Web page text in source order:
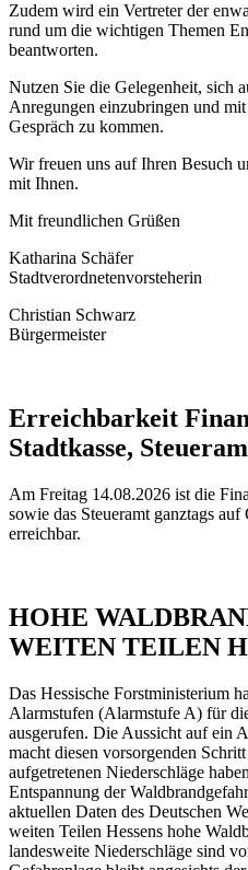
Zudem wird ein Vertreter der
rund um die wichtigen Themen
beantworten.
Nutzen Sie die Gelegenheit, sich
Anregungen einzubringen und
Gespräch zu kommen.
Wir freuen uns auf Ihren Besuch
mit Ihnen.
Mit freundlichen Grüßen
Katharina Schäfer
Stadtverordnetenvorsteherin
Christian Schwarz
Bürgermeister
Erreichbarkeit
Stadtkasse,
Am Freitag 14.08.2026 ist die
sowie das Steueramt ganztags
erreichbar.
HOHE
WEITEN TEILEN
Das Hessische Forstministerium
Alarmstufen (Alarmstufe A) für
ausgerufen. Die Aussicht auf ein
macht diesen vorsorgenden
aufgetretenen Niederschläge
Entspannung der
aktuellen Daten des Deutschen
weiten Teilen Hessens hohe
landesweite Niederschläge sind